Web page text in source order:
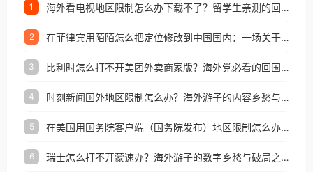
1 海外看电视地区限制怎么办下载不了？留学生亲测的回国加速方案（附2026世界杯观赛技巧）
2 在菲律宾用陌陌怎么把定位修改到中国国内：一场关于归属感与连接的探索
3 比利时怎么打不开美团外卖商家版？海外党必看的回国加速全攻略
4 时刻新闻国外地区限制怎么办？海外游子的内容乡愁与破局之路
5 在美国用国务院客户端（国务院发布）地区限制怎么办？3步解决海外看国内内容难题
6 瑞士怎么打不开蒙速办？海外游子的数字乡愁与破局之路